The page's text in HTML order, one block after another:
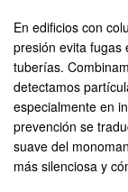
En edificios con
presión evita fugas
tuberías.
detectamos
especialmente en
prevención se
suave del
más silenciosa y